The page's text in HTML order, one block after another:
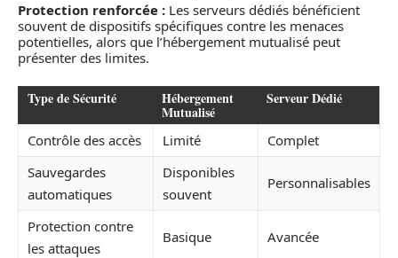
Protection renforcée : Les serveurs dédiés bénéficient
souvent de dispositifs spécifiques contre les menaces
potentielles, alors que l’hébergement mutualisé peut
présenter des limites.
Type de Sécurité Hébergement
Mutualisé
Serveur Dédié
Contrôle des accès Limité
Complet
Sauvegardes
automatiques
Disponibles
souvent
Personnalisables
Protection contre
les attaques
Basique Avancée